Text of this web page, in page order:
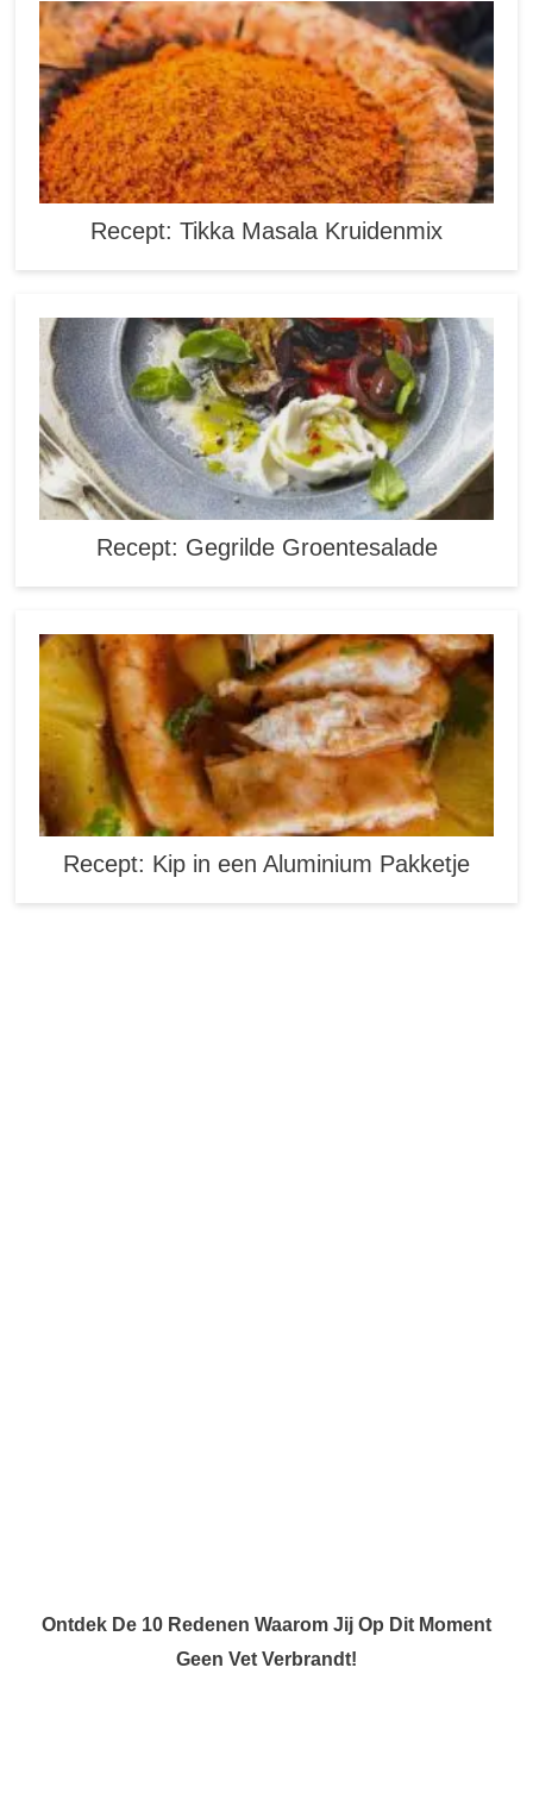
Recept: Tikka Masala Kruidenmix
Recept: Gegrilde Groentesalade
Recept: Kip in een Aluminium Pakketje
Ontdek De 10 Redenen Waarom Jij Op Dit Moment
Geen Vet Verbrandt!